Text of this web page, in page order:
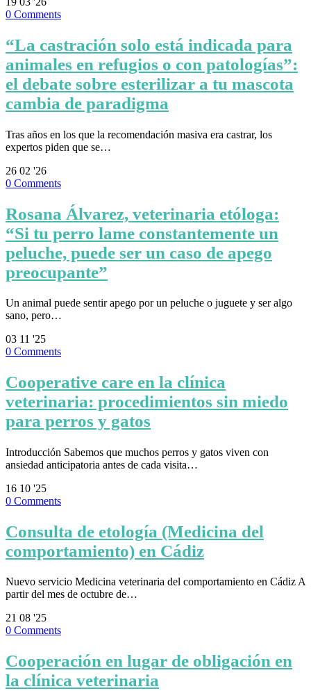
0 Comments
“La castración solo está indicada para
animales en refugios o con patologías”:
el debate sobre esterilizar a tu mascota
cambia de paradigma
Tras años en los que la recomendación masiva era castrar, los
expertos piden que se…
26 02 '26
0 Comments
Rosana Álvarez, veterinaria etóloga:
“Si tu perro lame constantemente un
peluche, puede ser un caso de apego
preocupante”
Un animal puede sentir apego por un peluche o juguete y ser algo
sano, pero…
03 11 '25
0 Comments
Cooperative care en la clínica
veterinaria: procedimientos sin miedo
para perros y gatos
Introducción Sabemos que muchos perros y gatos viven con
ansiedad anticipatoria antes de cada visita…
16 10 '25
0 Comments
Consulta de etología (Medicina del
comportamiento) en Cádiz
Nuevo servicio Medicina veterinaria del comportamiento en Cádiz A
partir del mes de octubre de…
21 08 '25
0 Comments
Cooperación en lugar de obligación en
la clínica veterinaria